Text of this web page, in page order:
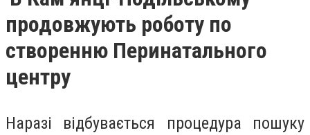
продовжують роботу по
створенню Перинатального
центру
Наразі відбувається процедура пошуку